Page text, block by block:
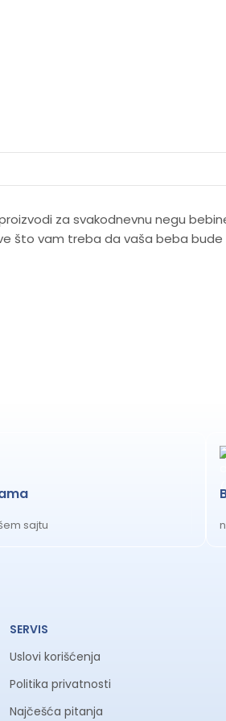
za svakodnevnu negu
što vam treba da vaša beba
sajtu
SERVIS
Uslovi korišćenja
Politika privatnosti
Najčešća pitanja